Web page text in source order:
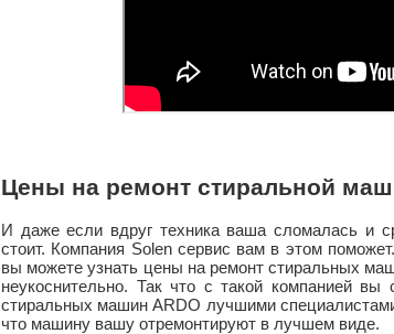
Цены на ремонт стиральной
И даже если вдруг техника ваша сломалась и
стоит. Компания Solen сервис вам в этом
вы можете узнать цены на ремонт стиральных
неукоснительно. Так что с такой компанией
стиральных машин ARDO лучшими
что машину вашу отремонтируют в лучшем виде.